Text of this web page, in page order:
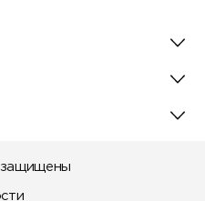
защищены